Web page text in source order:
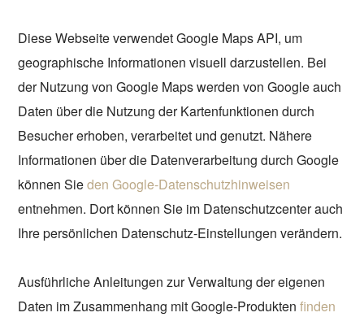
Diese Webseite verwendet Google Maps API, um
geographische Informationen visuell darzustellen. Bei
der Nutzung von Google Maps werden von Google auch
Daten über die Nutzung der Kartenfunktionen durch
Besucher erhoben, verarbeitet und genutzt. Nähere
Informationen über die Datenverarbeitung durch Google
können Sieden Google-Datenschutzhinweisen
entnehmen. Dort können Sie im Datenschutzcenter auch
Ihre persönlichen Datenschutz-Einstellungen verändern.
Ausführliche Anleitungen zur Verwaltung der eigenen
Daten im Zusammenhang mit Google-Produkten finden